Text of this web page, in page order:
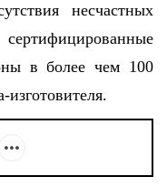
несчастных
в более чем 100